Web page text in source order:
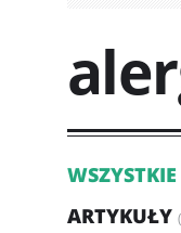
WSZYSTKIE
ARTYKUŁY